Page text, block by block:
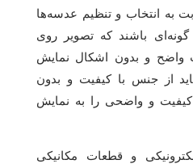
به انتخاب و تنظیم عدسه‌ها
باشند که تصویر روی
واضح و بدون اشکال نمایش
از جنس با کیفیت و بدون
کیفیت و واضحی را به نمایش
و قطعات مکانیکی